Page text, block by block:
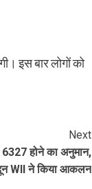
इस बार लोगों को
Next
6327 होने का अनुमान,
WII ने किया आकलन